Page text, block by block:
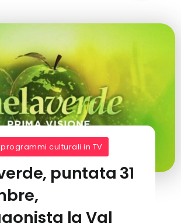
culturali in TV
puntata 31
la Val